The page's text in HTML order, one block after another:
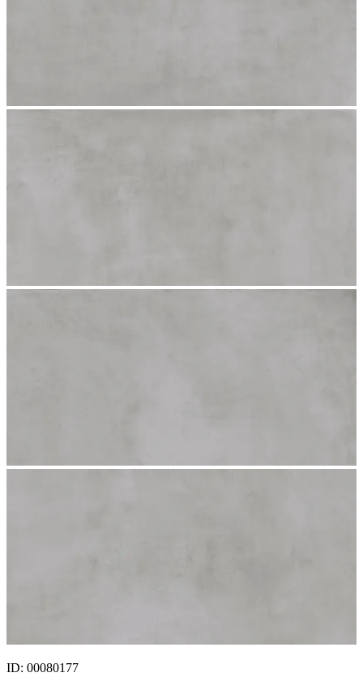
ID: 00080177